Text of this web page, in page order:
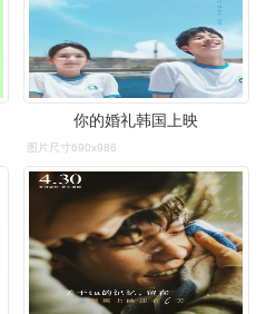
你的婚礼韩国上映
图片尺寸690x986